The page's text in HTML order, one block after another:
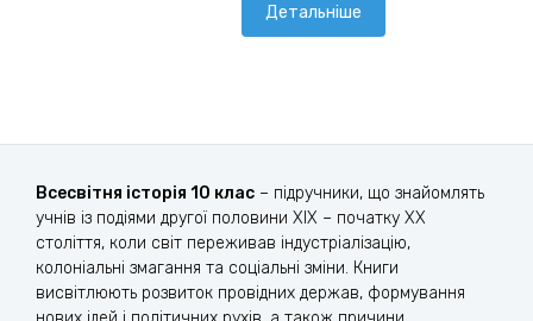
Детальніше
Всесвітня історія 10 клас – підручники, що знайомлять
учнів із подіями другої половини XIX – початку XX
століття, коли світ переживав індустріалізацію,
колоніальні змагання та соціальні зміни. Книги
висвітлюють розвиток провідних держав, формування